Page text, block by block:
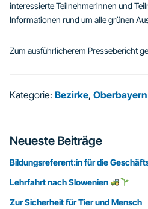
interessierte Teilnehmerinnen und
Informationen rund um alle grünen
Zum ausführlicherem Pressebericht
Kategorie: Bezirke, Oberbayern
Seitenspalte
Neueste Beiträge
Bildungsreferent:in für die
Lehrfahrt nach Slowenien
Zur Sicherheit für Tier und Mensch